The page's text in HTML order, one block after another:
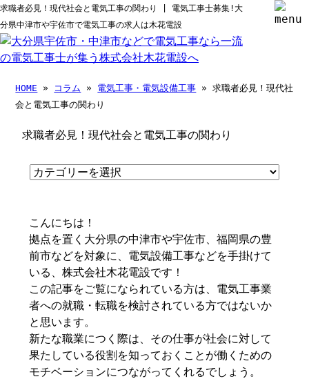
求職者必見！現代社会と電気工事の関わり | 電気工事士募集!大
分県中津市や宇佐市で電気工事の求人は木花電設
HOME » コラム » 電気工事・電気設備工事 » 求職者必見！現代社
会と電気工事の関わり
求職者必見！現代社会と電気工事の関わり
こんにちは！
拠点を置く大分県の中津市や宇佐市、福岡県の豊
前市などを対象に、電気設備工事などを手掛けて
いる、株式会社木花電設です！
この記事をご覧になられている方は、電気工事業
者への就職・転職を検討されている方ではないか
と思います。
新たな職業につく際は、その仕事が社会に対して
果たしている役割を知っておくことが働くための
モチベーションにつながってくれるでしょう。